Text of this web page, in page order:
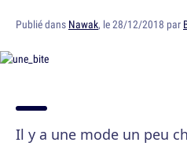
Publié dans Nawak, le 28/12/2018 par
Il y a une mode un peu